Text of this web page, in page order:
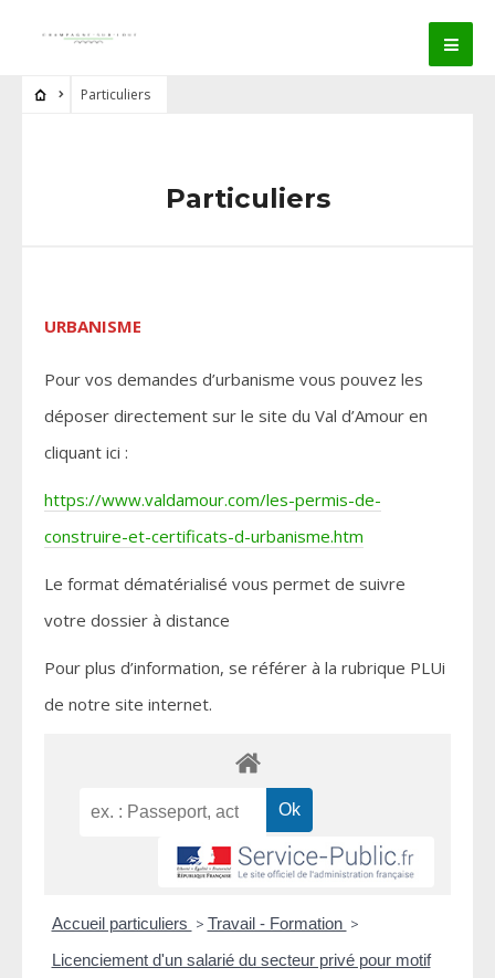
Particuliers
Particuliers
URBANISME
Pour vos demandes d’urbanisme vous pouvez les
déposer directement sur le site du Val d’Amour en
cliquant ici :
https://www.valdamour.com/les-permis-de-
construire-et-certificats-d-urbanisme.htm
Le format dématérialisé vous permet de suivre
votre dossier à distance
Pour plus d’information, se référer à la rubrique PLUi
de notre site internet.
Accueil particuliers > Travail - Formation >
Licenciement d'un salarié du secteur privé pour motif